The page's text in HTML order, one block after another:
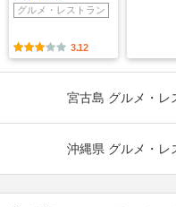
グルメ・レストラン
3.12
宮古島 グルメ・レ
沖縄県 グルメ・レ